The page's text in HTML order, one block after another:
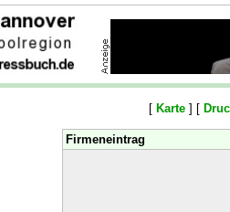
[ Karte ] [
Firmeneintrag